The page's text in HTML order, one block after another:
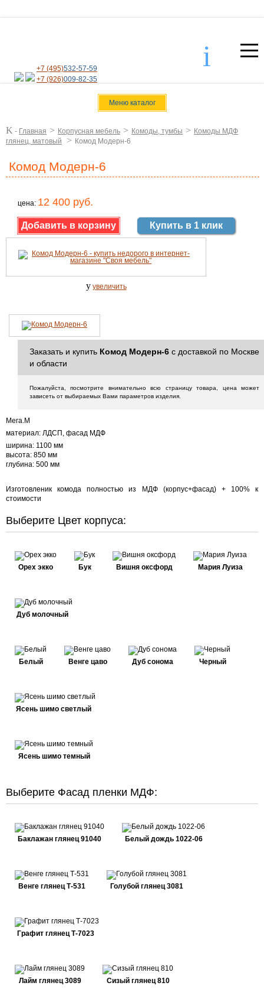
+7 (495)532-57-59
+7 (926)009-82-35
i
Меню каталог
K - Главная > Корпусная мебель > Комоды, тумбы > Комоды МДФ
глянец, матовый
> Комод Модерн-6
Комод Модерн-6
цена: 12 400 руб.
Купить в 1 клик
y увеличить
Заказать и купить Комод Модерн-6 с доставкой по Москве
и области
Пожалуйста, посмотрите внимательно всю страницу товара, цена может
зависеть от выбираемых Вами параметров изделия.
Мега.М
материал: ЛДСП, фасад МДФ
ширина: 1100 мм
высота: 850 мм
глубина: 500 мм
Изготовленик комода полностью из МДФ (корпус+фасад) + 100% к
стоимости
Выберите Цвет корпуса:
Орех экко Бук Вишня оксфорд Мария Луиза
Дуб молочный
Белый Венге цаво Дуб сонома Черный
Ясень шимо светлый
Ясень шимо темный
Выберите Фасад пленки МДФ:
Баклажан глянец 91040 Белый дождь 1022-06
Венге глянец Т-531 Голубой глянец 3081
Графит глянец Т-7023
Лайм глянец 3089 Сизый глянец 810